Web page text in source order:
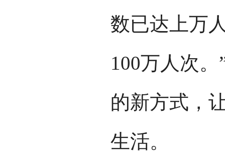
数已达上万
100万人次
的新方式，
生活。